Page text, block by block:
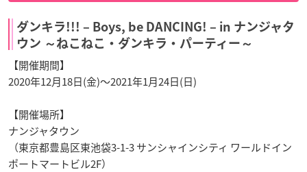
ダンキラ!!! – Boys, be DANCING! – in ナンジャタ
ウン ～ねこねこ・ダンキラ・パーティー～
【開催期間】
2020年12月18日(金)～2021年1月24日(日)
【開催場所】
ナンジャタウン
（東京都豊島区東池袋3-1-3 サンシャインシティ ワールドイン
ポートマートビル2F）